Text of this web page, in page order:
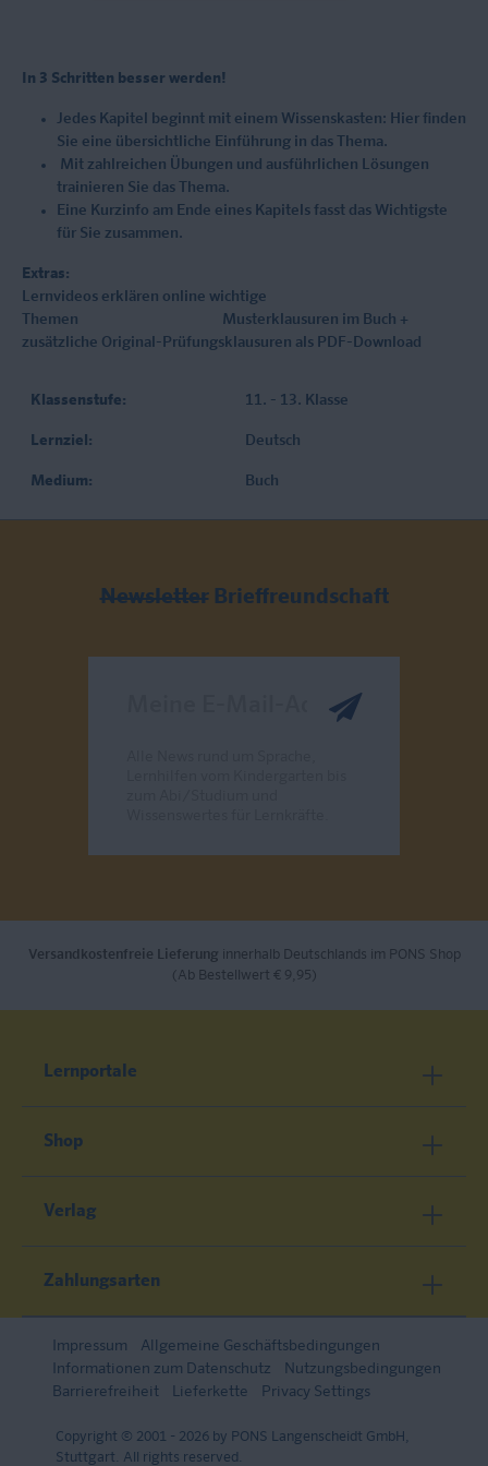
In 3 Schritten besser werden!
Jedes Kapitel beginnt mit einem Wissenskasten: Hier finden
Sie eine übersichtliche Einführung in das Thema.
Mit zahlreichen Übungen und ausführlichen Lösungen
trainieren Sie das Thema.
Eine Kurzinfo am Ende eines Kapitels fasst das Wichtigste
für Sie zusammen.
Extras:
Lernvideos erklären online wichtige
Themen Musterklausuren im Buch +
zusätzliche Original-Prüfungsklausuren als PDF-Download
Klassenstufe: 11. - 13. Klasse
Lernziel: Deutsch
Medium: Buch
Newsletter Brieffreundschaft
Versandkostenfreie Lieferung innerhalb Deutschlands im PONS Shop
(Ab Bestellwert € 9,95)
Lernportale
Shop
Verlag
Zahlungsarten
Impressum
Allgemeine Geschäftsbedingungen
Informationen zum Datenschutz
Nutzungsbedingungen
Barrierefreiheit
Lieferkette Privacy Settings
Copyright © 2001 - 2026 by PONS Langenscheidt GmbH,
Stuttgart. All rights reserved.